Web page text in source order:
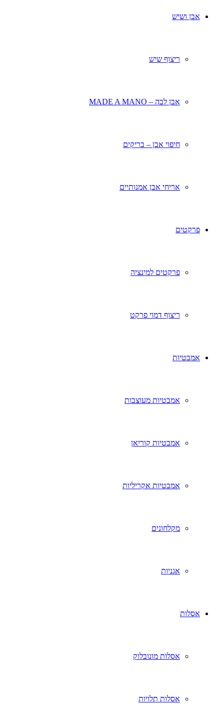
אבן ושיש
ריצוף שיש
אבן לבה – MADE A MANO
חיפוי אבן – בריקים
אריחי אבן אמנותיים
פרקטים
פרקטים למינציה
ריצוף דמוי פרקט
אמבטיות
אמבטיות מעוצבות
אמבטיות קוריאן
אמבטיות אקריליות
מקלחונים
אגניות
אסלות
אסלות מונובלוק
אסלות תלויות